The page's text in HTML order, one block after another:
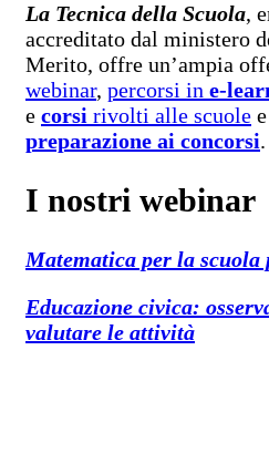
La Tecnica della Scuola,
accreditato dal ministero
Merito, offre un’ampia
webinar, percorsi in e-
e corsi rivolti alle scuole e
preparazione ai concorsi.
I nostri webinar
Matematica per la
Educazione civica:
valutare le attività